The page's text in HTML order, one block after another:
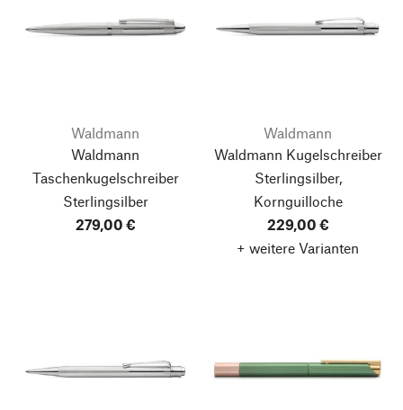
Waldmann
Waldmann
Taschenkugelschreiber
Sterlingsilber
279,00 €
Waldmann
Waldmann Kugelschreiber
Sterlingsilber,
Kornguilloche
229,00 €
+ weitere Varianten